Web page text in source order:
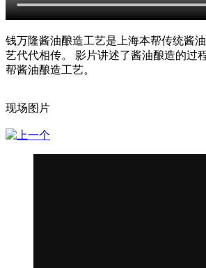
钱万隆酱油酿造工艺是上海本帮传统酱
艺代代相传。 影片讲述了酱油酿造的过
帮酱油酿造工艺。
现场图片